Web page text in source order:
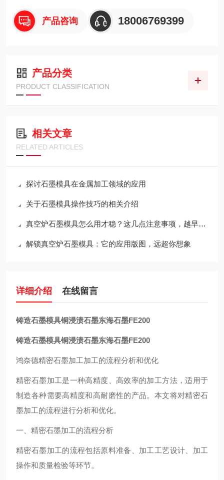
产品咨询 18006769399
产品分类
PRODUCT CLASSIFICATION
相关文章
RELATED ARTICLES
探讨石墨模具在金属加工领域的应用
关于石墨模具操作技巧的相关介绍
真空炉石墨模具怎么用才稳？这几点注意事项，越早知道越省心
解锁真空炉石墨模具：它的应用版图，远超你想象
详细介绍 在线留言
铸造石墨模具铜浸渍石墨东海石墨FE200
铸造石墨模具铜浸渍石墨东海石墨FE200
鸿奈德精密石墨加工加工的流程分析和优化
精密石墨加工是一种高精度、高效率的加工方法，适用于
制造各种需要高精度和高耐磨性的产品。本文将对精密石
墨加工的流程进行分析和优化。
一、精密石墨加工的流程分析
精密石墨加工的流程包括原料准备、加工工艺设计、加工
操作和质量检验等环节。